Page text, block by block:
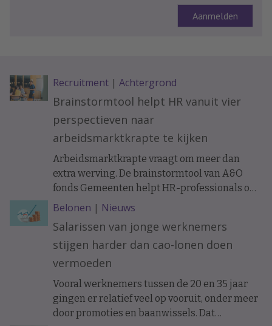
Recruitment| Achtergrond
Brainstormtool helpt HR vanuit vier
perspectieven naar
arbeidsmarktkrapte te kijken
Arbeidsmarktkrapte vraagt om meer dan
extra werving. De brainstormtool van A&O
fonds Gemeenten helpt HR-professionals om
samen met managers, financials, IT-
specialisten en medewerkers uit de business
personeelsvraagstukken vanuit vier
verschillende perspectieven te bekijken. Dat
moet leiden tot nieuwe oplossingen voor
organiseren van werk.
Belonen | Nieuws
Salarissen van jonge werknemers
stijgen harder dan cao-lonen doen
vermoeden
Vooral werknemers tussen de 20 en 35 jaar
gingen er relatief veel op vooruit, onder meer
door promoties en baanwissels. Dat